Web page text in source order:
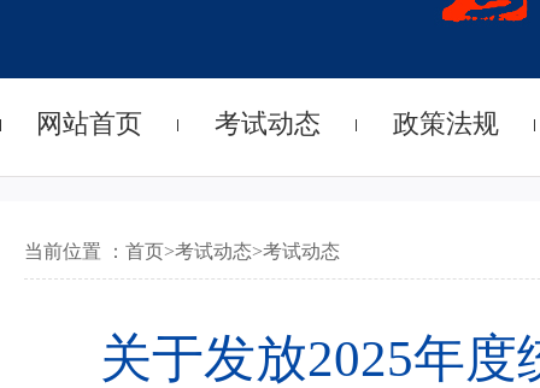
网站首页 考试动态 政策法规
当前位置 ： 首页>考试动态>考试动态
关于发放2025年